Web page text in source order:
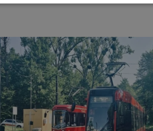
Wydajność Targetowanie
Niezbędne Wydajność Targetowanie
cookie umożliwiają korzystanie z podstawowych
kontem. Bez niezbędnych plików cookie nie można
Provider
Domena
Okres
przechowywania